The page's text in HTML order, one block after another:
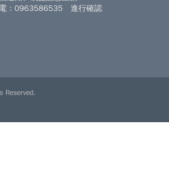
電：0963586535 進行確認
Reserved.